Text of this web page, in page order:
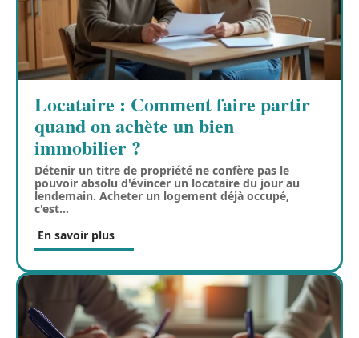
Locataire : Comment faire partir
quand on achète un bien
immobilier ?
Détenir un titre de propriété ne confère pas le
pouvoir absolu d'évincer un locataire du jour au
lendemain. Acheter un logement déjà occupé,
c'est…
En savoir plus